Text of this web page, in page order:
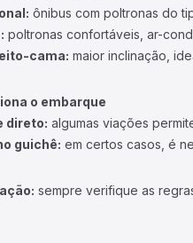
ônibus com poltronas do
poltronas confortáveis, ar-
cama: maior inclinação,
o embarque
direto: algumas viações
guichê: em certos casos, é
sempre verifique as